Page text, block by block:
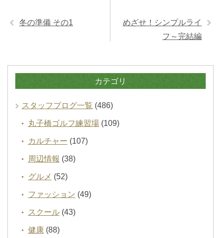
冬の準備 その1
めざせ！シンプルライ
フ～完結編
カテゴリ
スタッフブログ一覧 (486)
丸子橋ゴルフ練習場(109)
カルチャー (107)
周辺情報 (38)
グルメ (52)
ファッション (49)
スクール(43)
健康(88)